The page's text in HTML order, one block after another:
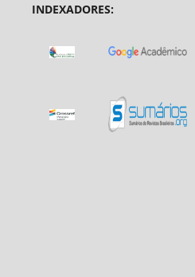
INDEXADORES: